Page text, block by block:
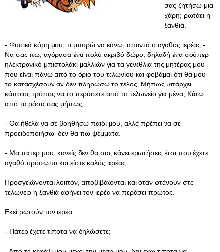
σας ζητήσω μια
χάρη; ρωτάει η
ξανθιά.
- Φυσικά κόρη μου, τι μπορώ να κάνω; απαντά ο αγαθός ιερέας -
Να σας πω, αγόρασα ένα πολύ ακριβό δώρο, δηλαδή ένα σούπερ
ηλεκτρονικό μπιστολάκι μαλλιών για τα γενέθλια της μητέρας μου
που είναι πάνω από το όριο του τελωνίου και φοβάμαι ότι θα μου
το κατασχέσουν αν δεν πληρώσω το τέλος. Μήπως υπάρχει
κάποιος τρόπος να το περάσετε από το τελωνείο για μένα; Κάτω
από τα ράσα σας μήπως;
- Θα ήθελα να σε βοηθήσω παιδί μου, αλλά πρέπει να σε
προειδοποιήσω: δεν θα πω ψέμματα.
- Μα πάτερ μου, κανείς δεν θα σας κάνει ερωτήσεις έτσι που έχετε
αγαθό πρόσωπο και είστε καλός ιερέας.
Προσγειώνονται λοιπόν, αποβιβάζονται και όταν φτάνουν στο
τελωνείο η ξανθιά αφήνει τον ιερέα να περάσει πρώτος.
Εκεί ρωτούν τον ιερέα:
- Πάτερ έχετε τίποτα να δηλώσετε;